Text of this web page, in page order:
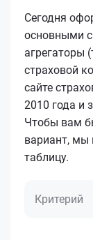
Сегодня
основными
агрегаторы
страховой
сайте
2010 года и
Чтобы вам
вариант, мы
таблицу.
Критерий